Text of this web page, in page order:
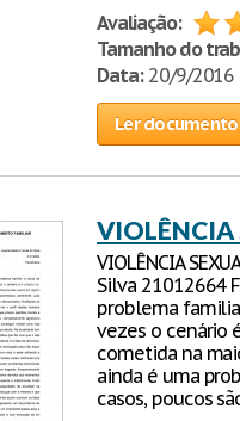
Avaliação:
Tamanho do
Data:20/9/2016
Ler documento
VIOLÊNCIA
VIOLÊNCIA
Silva 21012664
problema
vezes o cenário
cometida na
ainda é uma
casos, poucos